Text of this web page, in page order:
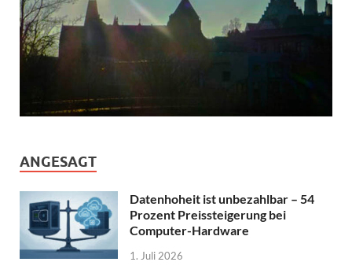
ANGESAGT
Datenhoheit ist unbezahlbar – 54
Prozent Preissteigerung bei
Computer-Hardware
1. Juli 2026